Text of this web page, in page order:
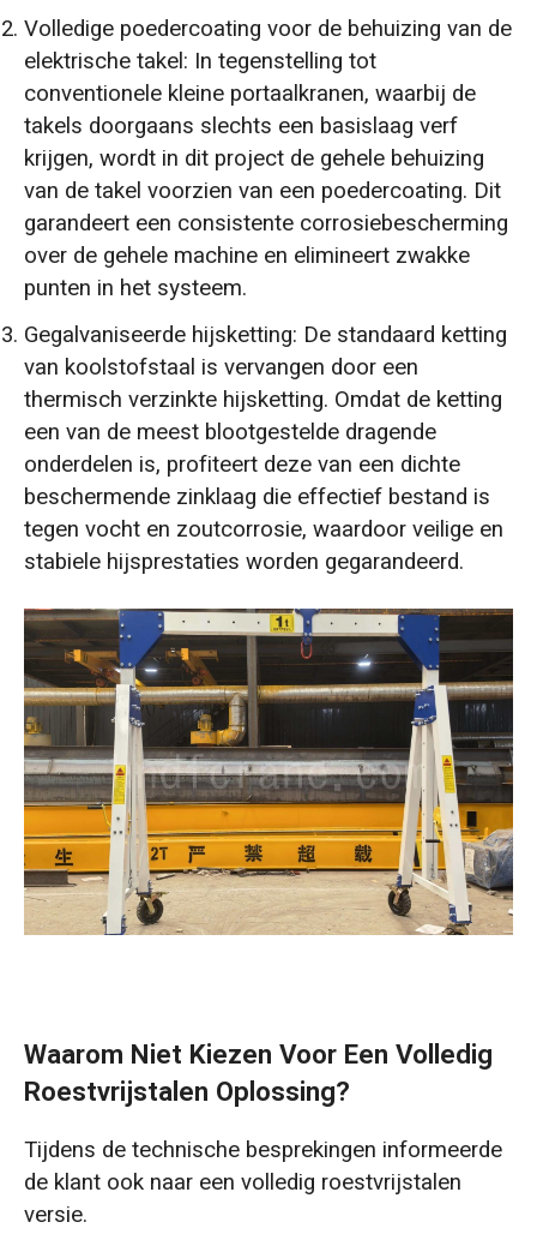
Volledige poedercoating voor de behuizing van de
elektrische takel: In tegenstelling tot
conventionele kleine portaalkranen, waarbij de
takels doorgaans slechts een basislaag verf
krijgen, wordt in dit project de gehele behuizing
van de takel voorzien van een poedercoating. Dit
garandeert een consistente corrosiebescherming
over de gehele machine en elimineert zwakke
punten in het systeem.
Gegalvaniseerde hijsketting: De standaard ketting
van koolstofstaal is vervangen door een
thermisch verzinkte hijsketting. Omdat de ketting
een van de meest blootgestelde dragende
onderdelen is, profiteert deze van een dichte
beschermende zinklaag die effectief bestand is
tegen vocht en zoutcorrosie, waardoor veilige en
stabiele hijsprestaties worden gegarandeerd.
Waarom Niet Kiezen Voor Een Volledig
Roestvrijstalen Oplossing?
Tijdens de technische besprekingen informeerde
de klant ook naar een volledig roestvrijstalen
versie.